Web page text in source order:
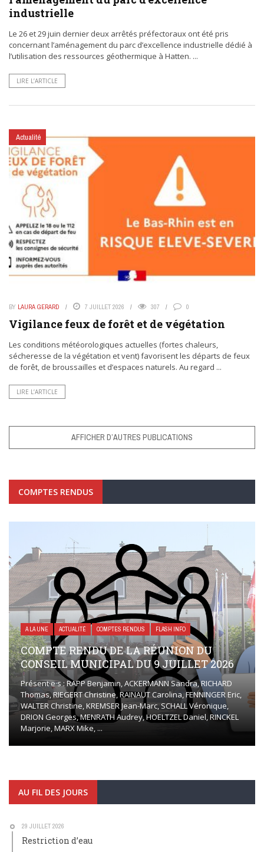
industrielle
Le 26 et 29 juin dernier deux arrêtés préfectoraux ont été pris
concernant l’aménagement du parc d’excellence industrielle dédié à
l’utilisation des ressources géothermique à Hatten. ...
LIRE L’ARTICLE
Actualité
BY LAURA GERARD 7 JUILLET 2026 307 0
Vigilance feux de forêt et de végétation
Les conditions météorologiques actuelles (fortes chaleurs,
sécheresse de la végétation et vent) favorisent les départs de feux
de forêt, de broussailles et d’espaces naturels. Au regard ...
LIRE L’ARTICLE
AFFICHER D’AUTRES PUBLICATIONS
COMPTES RENDUS
A LA UNE ACTUALITÉ COMPTES RENDUS FLASH INFO
COMPTE RENDU DE LA RÉUNION DU
CONSEIL MUNICIPAL DU 9 JUILLET 2026
Présent·e·s : RAPP Benjamin, ACKERMANN Sandra, RICHARD
Thomas, RIEGERT Christine, RAINAUT Carolina, FENNINGER Eric,
WALTER Christine, KREMSER Jean-Marc, SCHALL Véronique,
DRION Georges, MENRATH Audrey, HOELTZEL Daniel, RINCKEL
Marjorie, MARX Mike, ...
AU FIL DES JOURS
29 JUILLET 2026
Restriction d’eau